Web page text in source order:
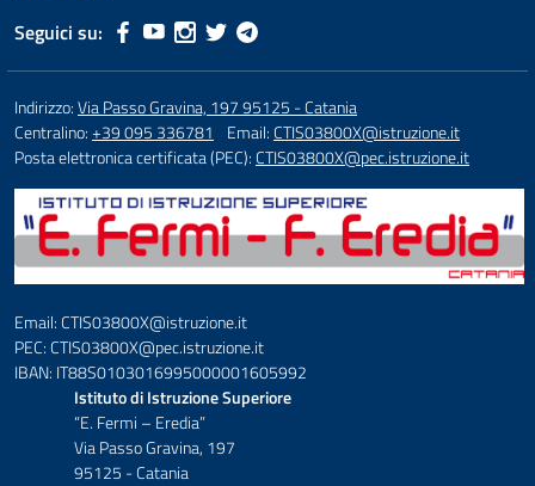
Seguici su:
Indirizzo:Via Passo Gravina, 197 95125 - Catania
Centralino:+39 095 336781 Email:CTIS03800X@istruzione.it
Posta elettronica certificata (PEC):CTIS03800X@pec.istruzione.it
Email: CTIS03800X@istruzione.it
PEC: CTIS03800X@pec.istruzione.it
IBAN: IT88S0103016995000001605992
Istituto di Istruzione Superiore
“E. Fermi – Eredia”
Via Passo Gravina, 197
95125 - Catania